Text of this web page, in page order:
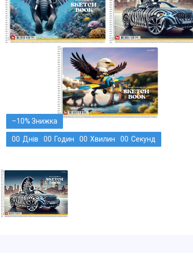
–10%
00 Днів 00 Годин 00 Хвилин 00 Секунд